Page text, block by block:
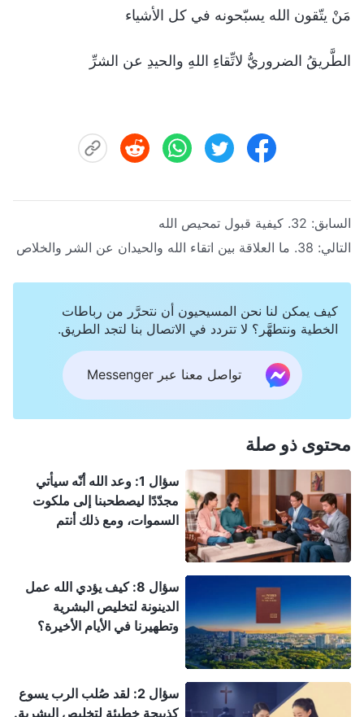
مَنْ يتّقون الله يسبّحونه في كل الأشياء
الطَّريقُ الضروريُّ لاتِّقاءِ اللهِ والحيدِ عن الشرِّ
السابق: 32. كيفية قبول تمحيص الله
التالي: 38. ما العلاقة بين اتقاء الله والحيدان عن الشر والخلاص
كيف يمكن لنا نحن المسيحيون أن نتحرَّر من رباطات
الخطية ونتطهَّر؟ لا تتردد في الاتصال بنا لتجد الطريق.
تواصل معنا عبر Messenger
محتوى ذو صلة
سؤال 1: وعد الله أنّه سيأتي
مجدّدًا ليصطحبنا إلى ملكوت
السموات، ومع ذلك أنتم
الأخيرة. ويتنبّأ الكتاب المقدّس
بوضوح أنّ الرب سينزل على
الغمام بقوّة ومجد عظيمين.
وهذا مختلف تمامًا عمّا شهدتم
سؤال 8: كيف يؤدي الله عمل
الدينونة لتخليص البشرية
وتطهيرنا في الأيام الأخيرة؟
سؤال 2: لقد صُلب الرب يسوع
كذبيحة خطيئة لتخليص البشرية.